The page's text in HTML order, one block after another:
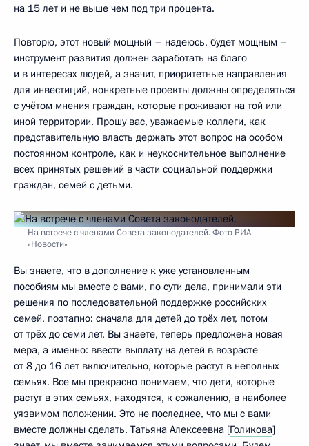
на 15 лет и не выше чем под три процента.
Повторю, этот новый мощный – надеюсь, будет мощным –
инструмент развития должен заработать на благо
и в интересах людей, а значит, приоритетные направления
для инвестиций, конкретные проекты должны определяться
с учётом мнения граждан, которые проживают на той или
иной территории. Прошу вас, уважаемые коллеги, как
представительную власть держать этот вопрос на особом
постоянном контроле, как и неукоснительное выполнение
всех принятых решений в части социальной поддержки
граждан, семей с детьми.
На встрече с членами Совета законодателей. Фото РИА
«Новости»
Вы знаете, что в дополнение к уже установленным
пособиям мы вместе с вами, по сути дела, принимали эти
решения по последовательной поддержке российских
семей, поэтапно: сначала для детей до трёх лет, потом
от трёх до семи лет. Вы знаете, теперь предложена новая
мера, а именно: ввести выплату на детей в возрасте
от 8 до 16 лет включительно, которые растут в неполных
семьях. Все мы прекрасно понимаем, что дети, которые
растут в этих семьях, находятся, к сожалению, в наиболее
уязвимом положении. Это не последнее, что мы с вами
вместе должны сделать. Татьяна Алексеевна [Голикова]